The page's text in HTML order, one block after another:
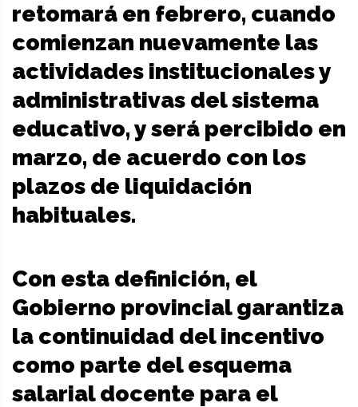
retomará en febrero, cuando
comienzan nuevamente las
actividades institucionales y
administrativas del sistema
educativo, y será percibido en
marzo, de acuerdo con los
plazos de liquidación
habituales.
Con esta definición, el
Gobierno provincial garantiza
la continuidad del incentivo
como parte del esquema
salarial docente para el